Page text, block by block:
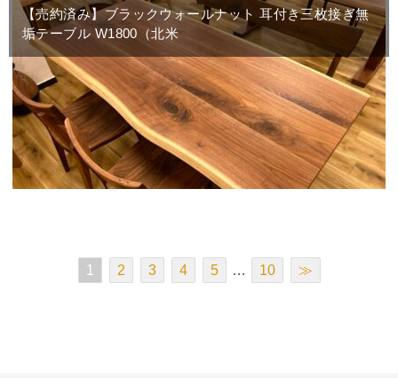
【売約済み】ブラックウォールナット 耳付き三枚接ぎ無
垢テーブル W1800（北米
1 2 3 4 5 … 10 ≫